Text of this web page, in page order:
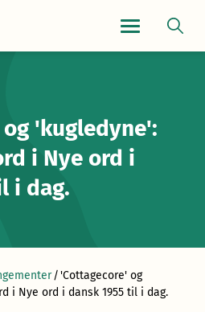
'kugledyne':
i Nye ord i
i dag.
/'Cottagecore' og
i Nye ord i dansk 1955 til i dag.